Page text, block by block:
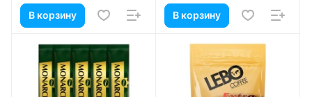
В корзину В корзину